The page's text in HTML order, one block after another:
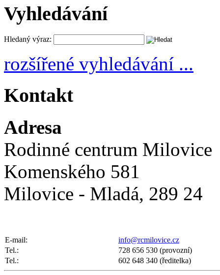
Vyhledávání
Hledaný výraz:
rozšířené vyhledávání ...
Kontakt
Adresa
Rodinné centrum Milovice
Komenského 581
Milovice - Mladá, 289 24
E-mail:
info@rcmilovice.cz
Tel.:
728 656 530 (provozní)
Tel.:
602 648 340 (ředitelka)